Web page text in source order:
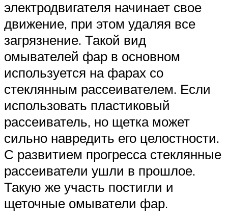
электродвигателя начинает свое
движение, при этом удаляя все
загрязнение. Такой вид
омывателей фар в основном
используется на фарах со
стеклянным рассеивателем. Если
использовать пластиковый
рассеиватель, но щетка может
сильно навредить его целостности.
С развитием прогресса стеклянные
рассеиватели ушли в прошлое.
Такую же участь постигли и
щеточные омыватели фар.